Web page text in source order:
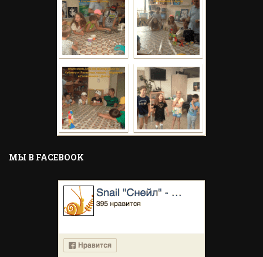
MЫ В FACEBOOK